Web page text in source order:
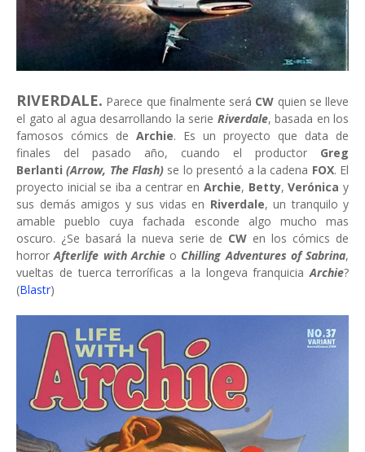
RIVERDALE. Parece que finalmente será CW quien se lleve
el gato al agua desarrollando la serie Riverdale, basada en los
famosos cómics de Archie. Es un proyecto que data de
finales del pasado año, cuando el productor Greg
Berlanti (Arrow, The Flash) se lo presentó a la cadena FOX. El
proyecto inicial se iba a centrar en Archie, Betty,Verónicay
sus demás amigos y sus vidas en Riverdale, un tranquilo y
amable pueblo cuya fachada esconde algo mucho mas
oscuro. ¿Se basará la nueva serie de CW en los cómics de
horrorAfterlife with Archieo Chilling Adventures of Sabrina,
vueltas de tuerca terroríficas a la longeva franquiciaArchie?
(Blastr)